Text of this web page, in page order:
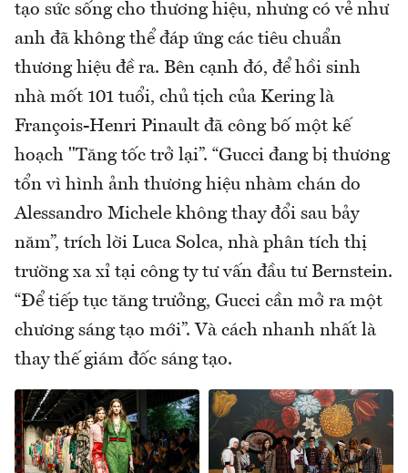
tạo sức sống cho thương hiệu, nhưng có vẻ như
anh đã không thể đáp ứng các tiêu chuẩn
thương hiệu đề ra. Bên cạnh đó, để hồi sinh
nhà mốt 101 tuổi, chủ tịch của Kering là
François-Henri Pinault đã công bố một kế
hoạch "Tăng tốc trở lại”. “Gucci đang bị thương
tổn vì hình ảnh thương hiệu nhàm chán do
Alessandro Michele không thay đổi sau bảy
năm”, trích lời Luca Solca, nhà phân tích thị
trường xa xỉ tại công ty tư vấn đầu tư Bernstein.
“Để tiếp tục tăng trưởng, Gucci cần mở ra một
chương sáng tạo mới”. Và cách nhanh nhất là
thay thế giám đốc sáng tạo.